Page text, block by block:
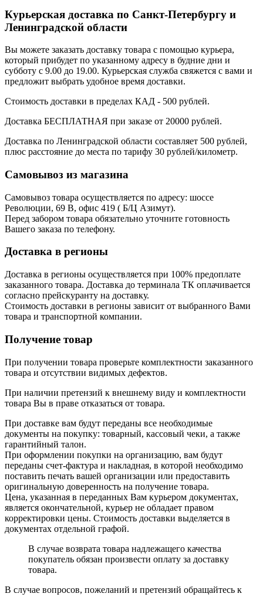
Курьерская доставка по Санкт-Петербургу и
Ленинградской области
Вы можете заказать доставку товара с помощью курьера,
который прибудет по указанному адресу в будние дни и
субботу с 9.00 до 19.00. Курьерская служба свяжется с вами и
предложит выбрать удобное время доставки.
Стоимость доставки в пределах КАД - 500 рублей.
Доставка БЕСПЛАТНАЯ при заказе от 20000 рублей.
Доставка по Ленинградской области составляет 500 рублей,
плюс расстояние до места по тарифу 30 рублей/километр.
Самовывоз из магазина
Самовывоз товара осуществляется по адресу: шоссе
Революции, 69 В, офис 419 ( Б/Ц Азимут).
Перед забором товара обязательно уточните готовность
Вашего заказа по телефону.
Доставка в регионы
Доставка в регионы осуществляется при 100% предоплате
заказанного товара. Доставка до терминала ТК оплачивается
согласно прейскуранту на доставку.
Стоимость доставки в регионы зависит от выбранного Вами
товара и транспортной компании.
Получение товар
При получении товара проверьте комплектности заказанного
товара и отсутствии видимых дефектов.
При наличии претензий к внешнему виду и комплектности
товара Вы в праве отказаться от товара.
При доставке вам будут переданы все необходимые
документы на покупку: товарный, кассовый чеки, а также
гарантийный талон.
При оформлении покупки на организацию, вам будут
переданы счет-фактура и накладная, в которой необходимо
поставить печать вашей организации или предоставить
оригинальную доверенность на получение товара.
Цена, указанная в переданных Вам курьером документах,
является окончательной, курьер не обладает правом
корректировки цены. Стоимость доставки выделяется в
документах отдельной графой.
В случае возврата товара надлежащего качества
покупатель обязан произвести оплату за доставку
товара.
В случае вопросов, пожеланий и претензий обращайтесь к